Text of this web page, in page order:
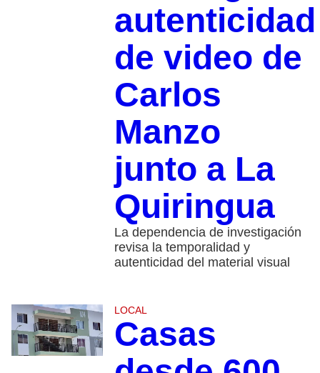
autenticidad
de video de
Carlos
Manzo
junto a La
Quiringua
La dependencia de investigación
revisa la temporalidad y
autenticidad del material visual
LOCAL
Casas